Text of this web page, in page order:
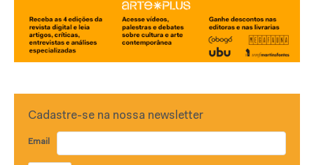
Cadastre-se na nossa newsletter
Email